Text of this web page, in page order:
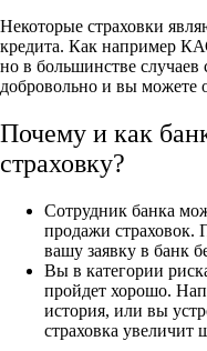
Некоторые страховки
кредита. Как например
но в большинстве случаев
добровольно и вы можете
Почему и как
страховку?
Сотрудник банка
продажи страховок.
вашу заявку в банк
Вы в категории
пройдет хорошо.
история, или вы
страховка увеличит